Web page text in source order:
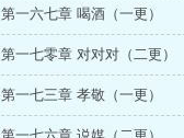
第一六七章 喝酒（一更）
第一七零章 对对对（二更）
第一七三章 孝敬（一更）